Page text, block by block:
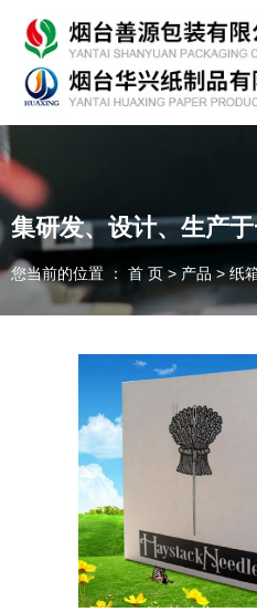
随时为客户提供各种纸箱
一件起订、源头厂家、精准交货
全国咨询热线：
135-7354-8183
152-7557-0890
集研发、设计、生产
您当前的位置 ： 首 页 > 产品 > 纸